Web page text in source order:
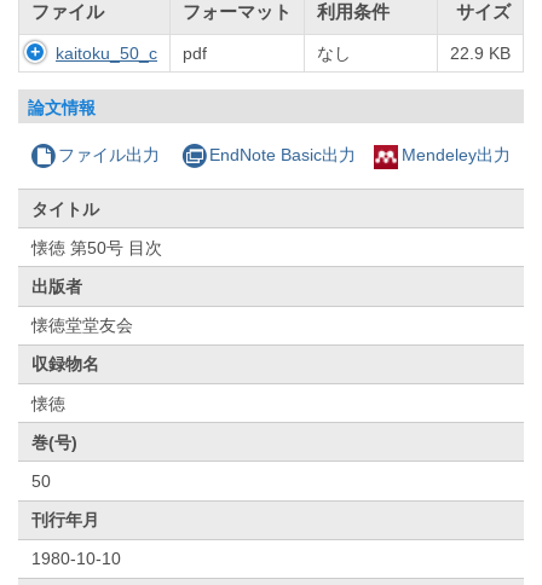
ファイル フォーマット 利用条件 サイズ
kaitoku_50_c pdf なし 22.9 KB
論文情報
ファイル出力 EndNote Basic出力 Mendeley出力
タイトル
懐徳 第50号 目次
出版者
懐徳堂堂友会
収録物名
懐徳
巻(号)
50
刊行年月
1980-10-10